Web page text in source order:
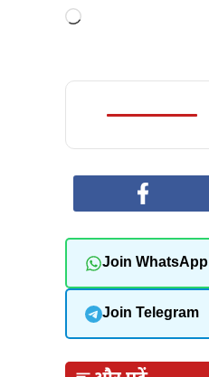
Loading…
Join WhatsApp
Join Telegram